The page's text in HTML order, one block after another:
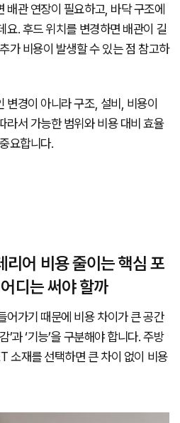
배관 연장이 필요하고, 바닥 구조에
요. 후드 위치를 변경하면 배관이 길
가 비용이 발생할 수 있는 점 참고하
변경이 아니라 구조, 설비, 비용이
라서 가능한 범위와 비용 대비 효율
요합니다.
리어 비용 줄이는 핵심 포
디는 써야 할까
어가기 때문에 비용 차이가 큰 공간
’과 ‘기능’을 구분해야 합니다. 주방
소재를 선택하면 큰 차이 없이 비용